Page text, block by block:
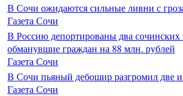
В Сочи ожидаются сильные ливни с
Газета Сочи
В Россию депортированы два
обманувшие граждан на 88 млн. рублей
Газета Сочи
В Сочи пьяный дебошир разгромил две
Газета Сочи